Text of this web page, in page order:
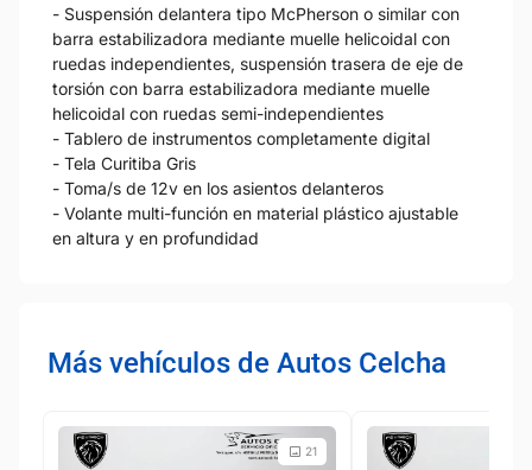
- Suspensión delantera tipo McPherson o similar con
barra estabilizadora mediante muelle helicoidal con
ruedas independientes, suspensión trasera de eje de
torsión con barra estabilizadora mediante muelle
helicoidal con ruedas semi-independientes
- Tablero de instrumentos completamente digital
- Tela Curitiba Gris
- Toma/s de 12v en los asientos delanteros
- Volante multi-función en material plástico ajustable
en altura y en profundidad
Más vehículos de Autos Celcha
21